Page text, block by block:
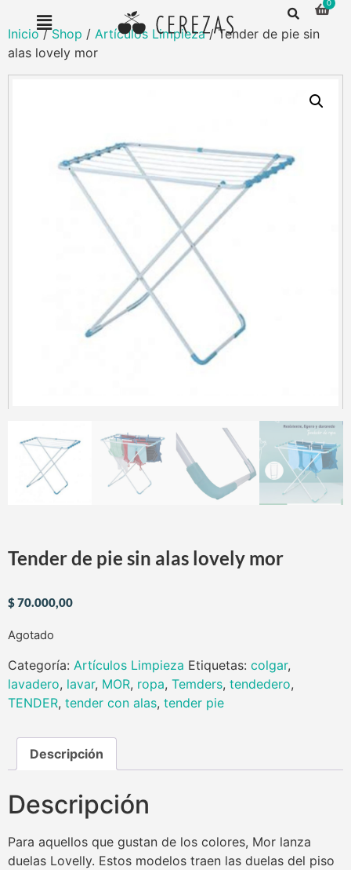
Inicio/Shop / Artículos Limpieza/ Tender de pie sin
alas lovely mor
Tender de pie sin alas lovely mor
$70.000,00
Agotado
Categoría: Artículos Limpieza Etiquetas: colgar,
lavadero, lavar, MOR, ropa, Temders, tendedero,
TENDER, tender con alas, tender pie
Descripción
Descripción
Para aquellos que gustan de los colores, Mor lanza
duelas Lovelly. Estos modelos traen las duelas del piso